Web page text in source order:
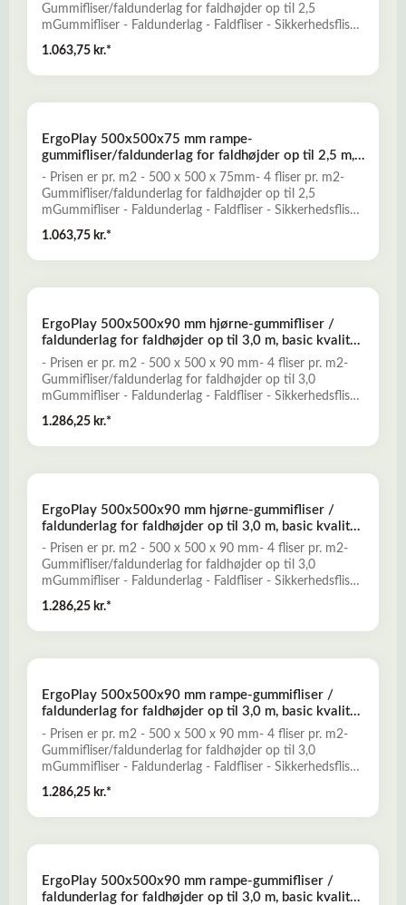
Gummifliser/faldunderlag for faldhøjder op til 2,5
mGummifliser - Faldunderlag - Faldfliser - Sikkerhedsfliser
traditionelle faldunderlag, og er konstrueret til at yde
optimal falddæmpning og skridsikkerhed for opnåelse af
prisbillig løsning, der kun kræver minimal vedligeholdelse.-
Miljøvenligt og ugiftigt- Mange forskellige dekorative
farver- Vanddrænende - permeabelt- Lav brandbarhedLæs
mere her om ErgoPlay gummifliser - faldunderlag
1.063,75 kr.*
ErgoPlay 500x500x75 mm rampe-
gummifliser/faldunderlag for faldhøjder op til 2,5 m,
basic kvalitet, sort
- Prisen er pr. m2 - 500 x 500 x 75mm- 4 fliser pr. m2-
Gummifliser/faldunderlag for faldhøjder op til 2,5
mGummifliser - Faldunderlag - Faldfliser - Sikkerhedsfliser
- FaldgummiErgoPlay gummifliser er et godt alternativ til
traditionelle faldunderlag, og er konstrueret til at yde
optimal falddæmpning og skridsikkerhed for opnåelse af
Miljøvenligt og ugiftigt- Mange forskellige dekorative
farver- Vanddrænende - permeabelt- Lav brandbarhedLæs
mere her om ErgoPlay gummifliser - faldunderlag
1.063,75 kr.*
ErgoPlay 500x500x90 mm hjørne-gummifliser /
faldunderlag for faldhøjder op til 3,0 m, basic kvalitet,
rød
- Prisen er pr. m2 - 500 x 500 x 90 mm- 4 fliser pr. m2-
Gummifliser/faldunderlag for faldhøjder op til 3,0
mGummifliser - Faldunderlag - Faldfliser - Sikkerhedsfliser
traditionelle faldunderlag, og er konstrueret til at yde
optimal falddæmpning og skridsikkerhed for opnåelse af
prisbillig løsning, der kun kræver minimal vedligeholdelse.-
Miljøvenligt og ugiftigt- Mange forskellige dekorative
farver- Vanddrænende - permeabelt- Lav brandbarhedLæs
mere her om ErgoPlay gummifliser - faldunderlag
1.286,25 kr.*
ErgoPlay 500x500x90 mm hjørne-gummifliser /
faldunderlag for faldhøjder op til 3,0 m, basic kvalitet,
sort
- Prisen er pr. m2 - 500 x 500 x 90 mm- 4 fliser pr. m2-
Gummifliser/faldunderlag for faldhøjder op til 3,0
mGummifliser - Faldunderlag - Faldfliser - Sikkerhedsfliser
- FaldgummiErgoPlay gummifliser er et godt alternativ til
traditionelle faldunderlag, og er konstrueret til at yde
optimal falddæmpning og skridsikkerhed for opnåelse af
Miljøvenligt og ugiftigt- Mange forskellige dekorative
farver- Vanddrænende - permeabelt- Lav brandbarhedLæs
mere her om ErgoPlay gummifliser - faldunderlag
1.286,25 kr.*
ErgoPlay 500x500x90 mm rampe-gummifliser /
faldunderlag for faldhøjder op til 3,0 m, basic kvalitet,
rød
- Prisen er pr. m2 - 500 x 500 x 90 mm- 4 fliser pr. m2-
Gummifliser/faldunderlag for faldhøjder op til 3,0
mGummifliser - Faldunderlag - Faldfliser - Sikkerhedsfliser
traditionelle faldunderlag, og er konstrueret til at yde
optimal falddæmpning og skridsikkerhed for opnåelse af
prisbillig løsning, der kun kræver minimal vedligeholdelse.-
Miljøvenligt og ugiftigt- Mange forskellige dekorative
farver- Vanddrænende - permeabelt- Lav brandbarhedLæs
1.286,25 kr.*
ErgoPlay 500x500x90 mm rampe-gummifliser /
faldunderlag for faldhøjder op til 3,0 m, basic kvalitet,